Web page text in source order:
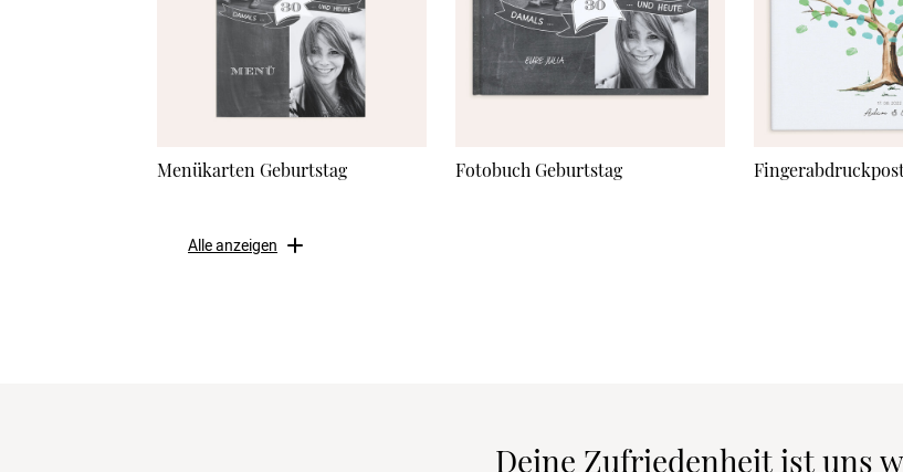
Menükarten Geburtstag Fotobuch Geburtstag
Alle anzeigen
Deine Zufriedenheit ist uns